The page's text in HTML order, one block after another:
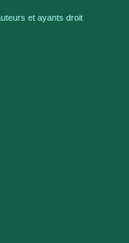
et ayants droit